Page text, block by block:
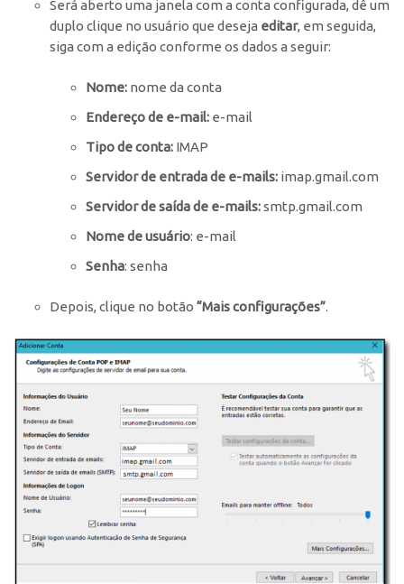
Será aberto uma janela com a conta configurada, dê um
duplo clique no usuário que deseja editar, em seguida,
siga com a edição conforme os dados a seguir:
Nome: nome da conta
Endereço de e-mail: e-mail
Tipo de conta: IMAP
Servidor de entrada de e-mails: imap.gmail.com
Servidor de saída de e-mails:smtp.gmail.com
Nome de usuário: e-mail
Senha: senha
Depois, clique no botão “Mais configurações”.